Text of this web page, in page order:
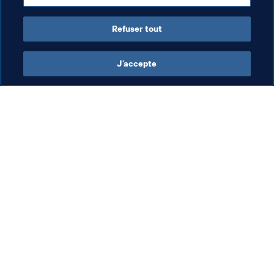
São Tomé and Príncipe Togo Comoros
Refuser tout
J’accepte